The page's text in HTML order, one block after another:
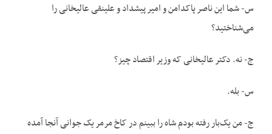
س- شما این ناصر پاکدامن و امیر پیشداد و علینقی عالیخانی را
می‌شناختید؟
ج- نه. دکتر عالیخانی که وزیر اقتصاد چیز؟
س- بله.
ج- من یک‌بار رفته بودم شاه را ببینم در کاخ مرمر یک جوانی آنجا آمده